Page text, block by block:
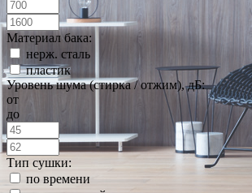
Материал бака:
нерж. сталь
пластик
Уровень шума (стирка / отжим), дБ:
от
до
Тип сушки:
по времени